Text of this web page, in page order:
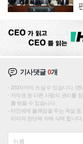
기사댓글0개
200자까지 쓰실 수 있습니다. (
저작권 등 다른 사람의 권리를
를 받을 수 있습니다.
타인에게 불쾌감을 주는 욕설
리자의 판단에 의해 삭제 합니다.